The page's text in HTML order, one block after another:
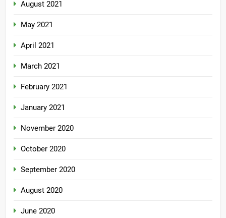
August 2021
May 2021
April 2021
March 2021
February 2021
January 2021
November 2020
October 2020
September 2020
August 2020
June 2020